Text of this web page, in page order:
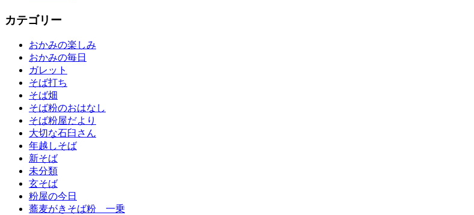
カテゴリー
おかみの楽しみ
おかみの毎日
ガレット
そば打ち
そば畑
そば粉のおはなし
そば粉屋だより
大切な石臼さん
年越しそば
新そば
未分類
玄そば
粉屋の今日
蕎麦がきそば粉 一乗